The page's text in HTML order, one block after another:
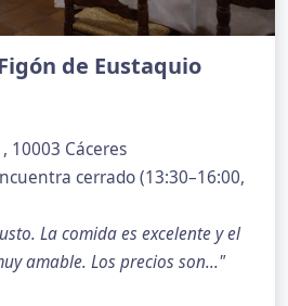
de Eustaquio
10003 Cáceres
cerrado (13:30–16:00,
La comida es excelente y el
amable. Los precios son..."